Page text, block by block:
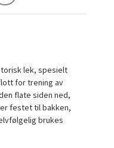
lek, spesielt
for trening av
flate siden ned,
festet til bakken,
brukes